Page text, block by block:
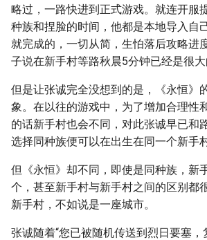
略过，一路快进到正式游戏。就连开服
种族和捏脸的时间，他都是本地导入自
就完成的，一切从简，生怕落后攻略进
子说在新手村等路秋晨5分钟已经是很大
但是让张诚完全没想到的是，《永恒》
象。在以往的游戏中，为了增加合理性
的话新手村也会不同，对此张诚早已和
选择同种族便可以在出生在同一个新手村
但《永恒》却不同，即使是同种族，新
个，甚至新手村与新手村之间的区别都
新手村，不如说是一座城市。
张诚随着“您已被随机传送到烈日要塞